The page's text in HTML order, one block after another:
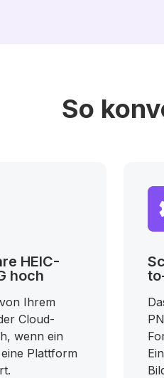
So
HEIC-
hoch
Ihrem
Cloud-
wenn ein
Plattform